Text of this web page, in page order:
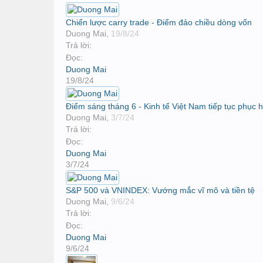
Chiến lược carry trade - Điểm đảo chiều dòng vốn
Duong Mai
19/8/24
Trả lời:
Đọc:
Duong Mai
19/8/24
Điểm sáng tháng 6 - Kinh tế Việt Nam tiếp tục phục
Duong Mai
3/7/24
Trả lời:
Đọc:
Duong Mai
3/7/24
S&P 500 và VNINDEX: Vướng mắc vĩ mô và tiền tệ
Duong Mai
9/6/24
Trả lời:
Đọc:
Duong Mai
9/6/24